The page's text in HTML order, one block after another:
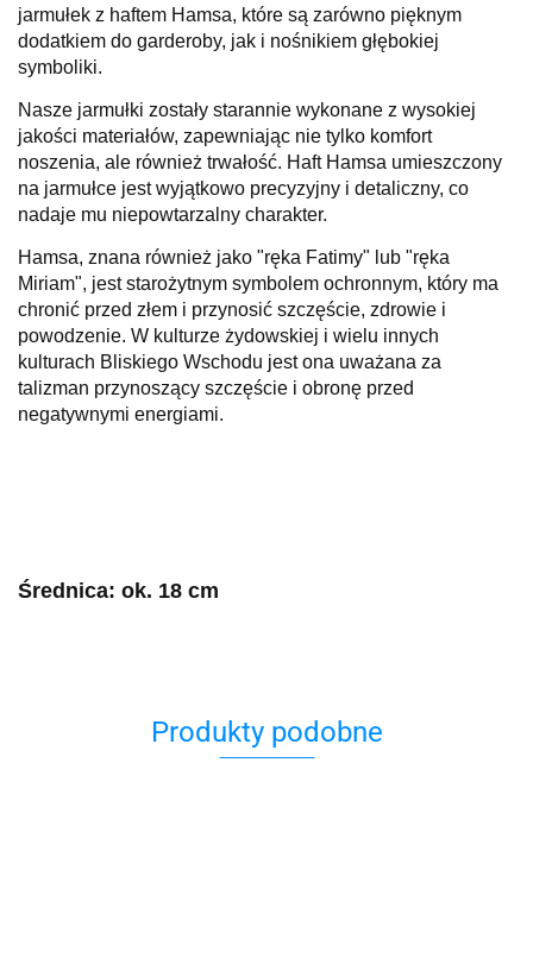
jarmułek z haftem Hamsa, które są zarówno pięknym
dodatkiem do garderoby, jak i nośnikiem głębokiej
symboliki.
Nasze jarmułki zostały starannie wykonane z wysokiej
jakości materiałów, zapewniając nie tylko komfort
noszenia, ale również trwałość. Haft Hamsa umieszczony
na jarmułce jest wyjątkowo precyzyjny i detaliczny, co
nadaje mu niepowtarzalny charakter.
Hamsa, znana również jako "ręka Fatimy" lub "ręka
Miriam", jest starożytnym symbolem ochronnym, który ma
chronić przed złem i przynosić szczęście, zdrowie i
powodzenie. W kulturze żydowskiej i wielu innych
kulturach Bliskiego Wschodu jest ona uważana za
talizman przynoszący szczęście i obronę przed
negatywnymi energiami.
Średnica: ok. 18 cm
Produkty podobne